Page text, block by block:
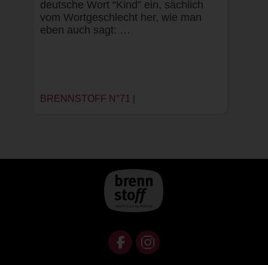
deutsche Wort “Kind” ein, sächlich
vom Wortgeschlecht her, wie man
eben auch sagt: …
BRENNSTOFF N°71 |